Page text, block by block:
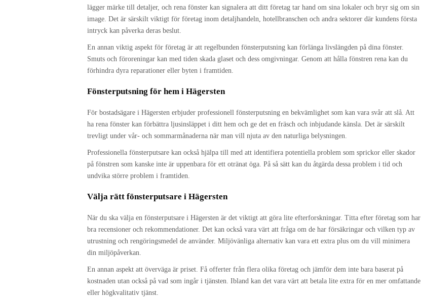
lägger märke till detaljer, och rena fönster kan signalera att ditt företag tar hand om sina lokaler och bryr sig om sin
image. Det är särskilt viktigt för företag inom detaljhandeln, hotellbranschen och andra sektorer där kundens första
intryck kan påverka deras beslut.
En annan viktig aspekt för företag är att regelbunden fönsterputsning kan förlänga livslängden på dina fönster.
Smuts och föroreningar kan med tiden skada glaset och dess omgivningar. Genom att hålla fönstren rena kan du
förhindra dyra reparationer eller byten i framtiden.
Fönsterputsning för hem i Hägersten
För bostadsägare i Hägersten erbjuder professionell fönsterputsning en bekvämlighet som kan vara svår att slå. Att
ha rena fönster kan förbättra ljusinsläppet i ditt hem och ge det en fräsch och inbjudande känsla. Det är särskilt
trevligt under vår- och sommarmånaderna när man vill njuta av den naturliga belysningen.
Professionella fönsterputsare kan också hjälpa till med att identifiera potentiella problem som sprickor eller skador
på fönstren som kanske inte är uppenbara för ett otränat öga. På så sätt kan du åtgärda dessa problem i tid och
undvika större problem i framtiden.
Välja rätt fönsterputsare i Hägersten
När du ska välja en fönsterputsare i Hägersten är det viktigt att göra lite efterforskningar. Titta efter företag som har
bra recensioner och rekommendationer. Det kan också vara värt att fråga om de har försäkringar och vilken typ av
utrustning och rengöringsmedel de använder. Miljövänliga alternativ kan vara ett extra plus om du vill minimera
din miljöpåverkan.
En annan aspekt att överväga är priset. Få offerter från flera olika företag och jämför dem inte bara baserat på
kostnaden utan också på vad som ingår i tjänsten. Ibland kan det vara värt att betala lite extra för en mer omfattande
eller högkvalitativ tjänst.